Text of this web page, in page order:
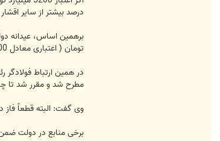
درصد بیشتر از سایر
تومان ( اعتباری معادل 1200 میلیارد تومان) خواهد بود.
مطرح شد و مقرر شد تا
وی گفت: البته قطعاً فاز
برخی منابع در دولت